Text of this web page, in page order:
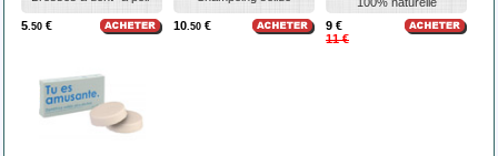
5.50 € 10.50 €
9 €
11 €